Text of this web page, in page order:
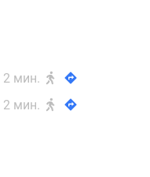
2 мин.
2 мин.